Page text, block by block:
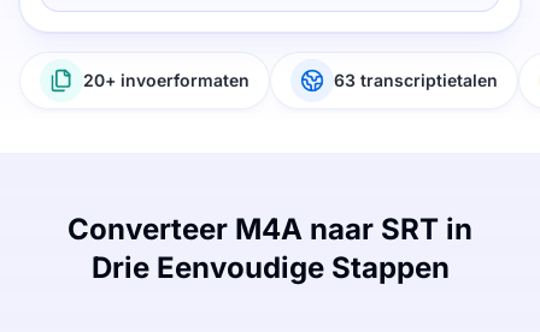
20+ invoerformaten 63 transcriptietalen
Converteer M4A naar SRT in
Drie Eenvoudige Stappen